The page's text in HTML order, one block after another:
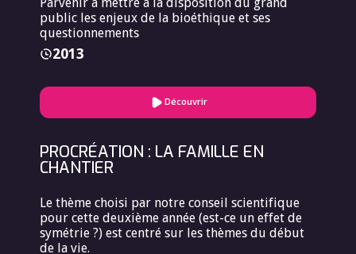
public les enjeux de la bioéthique et ses
questionnements
2013
Découvrir
PROCRÉATION : LA FAMILLE EN
CHANTIER
Le thème choisi par notre conseil scientifique
pour cette deuxième année (est-ce un effet de
symétrie ?) est centré sur les thèmes du début
de la vie.